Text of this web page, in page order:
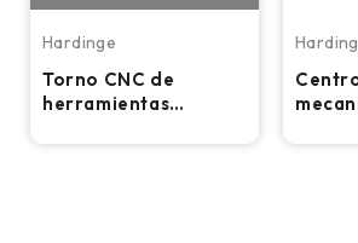
Hardinge
Torno CNC de
herramientas